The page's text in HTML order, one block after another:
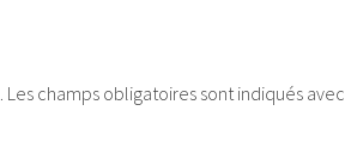
Les champs obligatoires sont indiqués avec